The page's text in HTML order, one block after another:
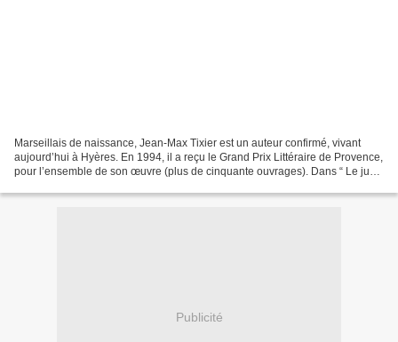
Marseillais de naissance, Jean-Max Tixier est un auteur confirmé, vivant
aujourd’hui à Hyères. En 1994, il a reçu le Grand Prix Littéraire de Provence,
pour l’ensemble de son œuvre (plus de cinquante ouvrages). Dans “ Le juge
Publicité